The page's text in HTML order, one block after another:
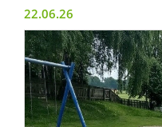
22.06.26